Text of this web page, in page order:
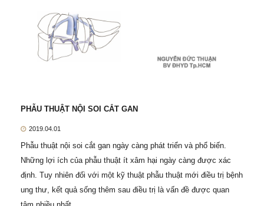
PHẪU THUẬT NỘI SOI CẮT GAN
2019.04.01
Phẫu thuật nội soi cắt gan ngày càng phát triển và phổ biến.
Những lợi ích của phẫu thuật ít xâm hại ngày càng được xác
định. Tuy nhiên đối với một kỹ thuật phẫu thuật mới điều trị bệnh
ung thư, kết quả sống thêm sau điều trị là vấn đề được quan